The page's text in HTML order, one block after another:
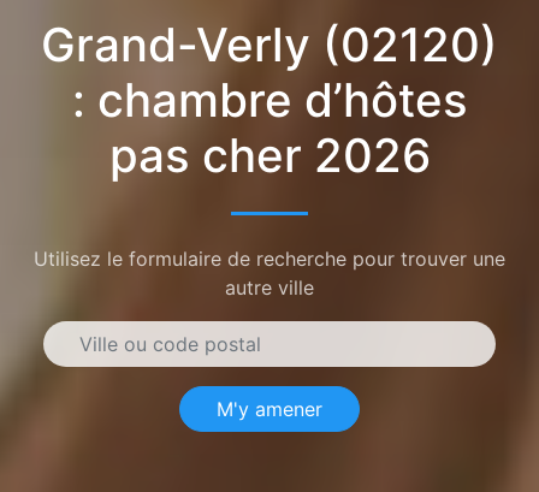
Grand-Verly (02120)
: chambre d’hôtes
pas cher 2026
Utilisez le formulaire de recherche pour trouver une
autre ville
M'y amener